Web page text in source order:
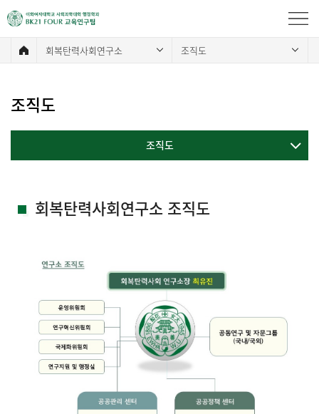
회복탄력사회연구소 조직도
조직도
조직도
회복탄력사회연구소 조직도